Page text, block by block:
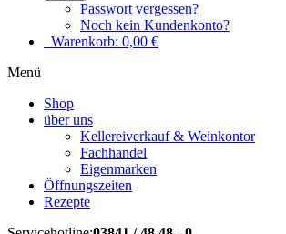
Passwort vergessen?
Noch kein Kundenkonto?
Warenkorb: 0,00 €
Menü
Shop
über uns
Kellereiverkauf & Weinkontor
Fachhandel
Eigenmarken
Öffnungszeiten
Rezepte